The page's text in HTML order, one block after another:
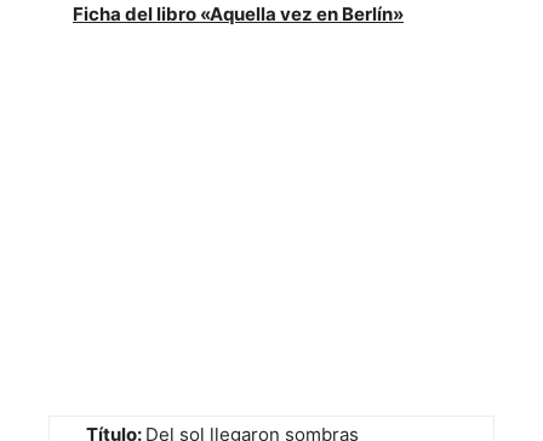
Ficha del libro «Aquella vez en Berlín»
Título: Del sol llegaron sombras